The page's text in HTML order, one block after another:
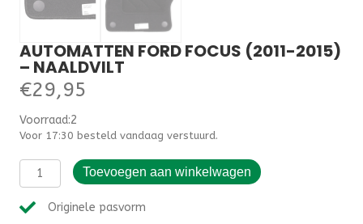
AUTOMATTEN FORD FOCUS (2011-2015)
– NAALDVILT
€29,95
Voorraad:2
Voor 17:30 besteld vandaag verstuurd.
Automatten
Ford
Focus
(2011-
Toevoegen aan winkelwagen
Originele pasvorm